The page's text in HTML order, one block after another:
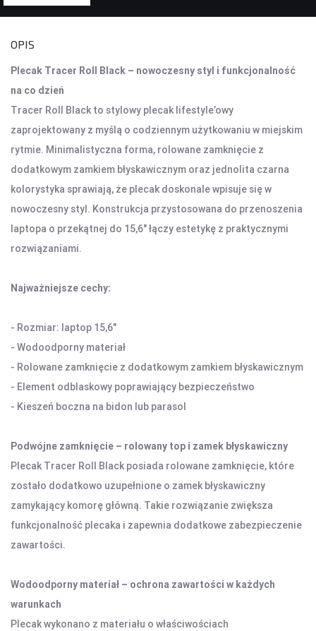
GAMEPADY
AKCESORIA DO NOTEBOOKA
STACJE CHŁODZĄCE
ZASILACZE
KAMERY PC
AKCESORIA DO KAMER
KAMERY SPORTOWE OUTDOOROWE
APARATY
UCHWYTY DO SMARTFONÓW
TABLETY
KREATYWNE
WALKIE TALKIE
UCHWYTY I AKCESORIA TV
UCHWYTY TV/LCD
OPIS
Plecak Tracer Roll Black – nowoczesny styl i funkcjonalność
na co dzień
Tracer Roll Black to stylowy plecak lifestyle’owy
zaprojektowany z myślą o codziennym użytkowaniu w miejskim
rytmie. Minimalistyczna forma, rolowane zamknięcie z
dodatkowym zamkiem błyskawicznym oraz jednolita czarna
kolorystyka sprawiają, że plecak doskonale wpisuje się w
nowoczesny styl. Konstrukcja przystosowana do przenoszenia
laptopa o przekątnej do 15,6" łączy estetykę z praktycznymi
rozwiązaniami.
Najważniejsze cechy:
- Rozmiar: laptop 15,6"
- Wodoodporny materiał
- Rolowane zamknięcie z dodatkowym zamkiem błyskawicznym
- Element odblaskowy poprawiający bezpieczeństwo
- Kieszeń boczna na bidon lub parasol
Podwójne zamknięcie – rolowany top i zamek błyskawiczny
Plecak Tracer Roll Black posiada rolowane zamknięcie, które
zostało dodatkowo uzupełnione o zamek błyskawiczny
zamykający komorę główną. Takie rozwiązanie zwiększa
funkcjonalność plecaka i zapewnia dodatkowe zabezpieczenie
zawartości.
Wodoodporny materiał – ochrona zawartości w każdych
warunkach
Plecak wykonano z materiału o właściwościach